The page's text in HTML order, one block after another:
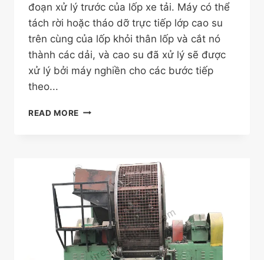
đoạn xử lý trước của lốp xe tải. Máy có thể
tách rời hoặc tháo dỡ trực tiếp lớp cao su
trên cùng của lốp khỏi thân lốp và cắt nó
thành các dải, và cao su đã xử lý sẽ được
xử lý bởi máy nghiền cho các bước tiếp
theo...
READ MORE MÁY
NĂNG